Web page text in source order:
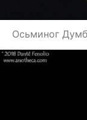
Осьминог